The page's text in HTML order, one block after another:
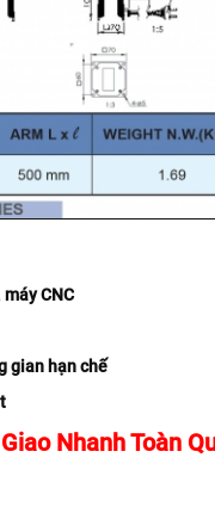
máy CNC
gian hạn chế
Nhanh Toàn